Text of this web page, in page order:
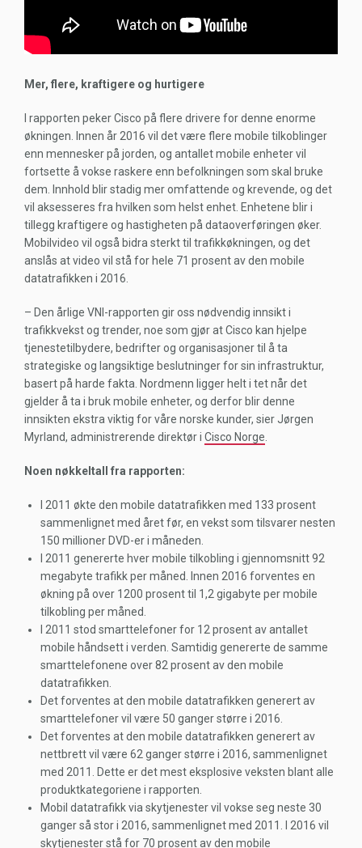
Mer, flere, kraftigere og hurtigere
I rapporten peker Cisco på flere drivere for denne enorme
økningen. Innen år 2016 vil det være flere mobile tilkoblinger
enn mennesker på jorden, og antallet mobile enheter vil
fortsette å vokse raskere enn befolkningen som skal bruke
dem. Innhold blir stadig mer omfattende og krevende, og det
vil aksesseres fra hvilken som helst enhet. Enhetene blir i
tillegg kraftigere og hastigheten på dataoverføringen øker.
Mobilvideo vil også bidra sterkt til trafikkøkningen, og det
anslås at video vil stå for hele 71 prosent av den mobile
datatrafikken i 2016.
– Den årlige VNI-rapporten gir oss nødvendig innsikt i
trafikkvekst og trender, noe som gjør at Cisco kan hjelpe
tjenestetilbydere, bedrifter og organisasjoner til å ta
strategiske og langsiktige beslutninger for sin infrastruktur,
basert på harde fakta. Nordmenn ligger helt i tet når det
gjelder å ta i bruk mobile enheter, og derfor blir denne
innsikten ekstra viktig for våre norske kunder, sier Jørgen
Myrland, administrerende direktør i Cisco Norge
Noen nøkkeltall fra rapporten:
I 2011 økte den mobile datatrafikken med 133 prosent
sammenlignet med året før, en vekst som tilsvarer nesten
150 millioner DVD-er i måneden.
I 2011 genererte hver mobile tilkobling i gjennomsnitt 92
megabyte trafikk per måned. Innen 2016 forventes en
økning på over 1200 prosent til 1,2 gigabyte per mobile
tilkobling per måned.
I 2011 stod smarttelefoner for 12 prosent av antallet
mobile håndsett i verden. Samtidig genererte de samme
smarttelefonene over 82 prosent av den mobile
datatrafikken.
Det forventes at den mobile datatrafikken generert av
smarttelefoner vil være 50 ganger større i 2016.
Det forventes at den mobile datatrafikken generert av
nettbrett vil være 62 ganger større i 2016, sammenlignet
med 2011. Dette er det mest eksplosive veksten blant alle
produktkategoriene i rapporten.
Mobil datatrafikk via skytjenester vil vokse seg neste 30
ganger så stor i 2016, sammenlignet med 2011. I 2016 vil
skytjenester stå for 70 prosent av den mobile